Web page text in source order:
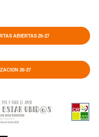
26-27
ABIERTAS 26-27